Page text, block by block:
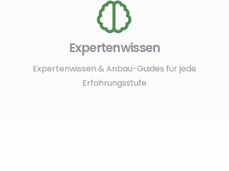
Expertenwissen
Expertenwissen & Anbau-Guides für jede
Erfahrungsstufe